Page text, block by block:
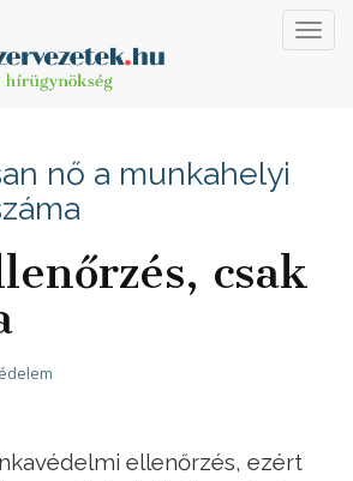
nő a munkahelyi
csak
ellenőrzés, ezért